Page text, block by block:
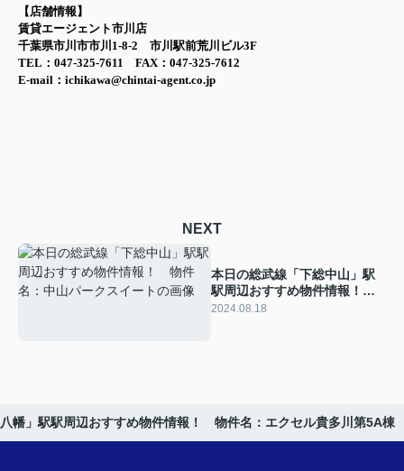
【店舗情報】
賃貸エージェント市川店
千葉県市川市市川1-8-2 市川駅前荒川ビル3F
TEL：047-325-7611 FAX：047-325-7612
E-mail：ichikawa@chintai-agent.co.jp
NEXT
本日の総武線「下総中山」駅
駅周辺おすすめ物件情報！
物件名：中山パークスイート
2024.08.18
幡」駅駅周辺おすすめ物件情報！ 物件名：エクセル貴多川第5A棟